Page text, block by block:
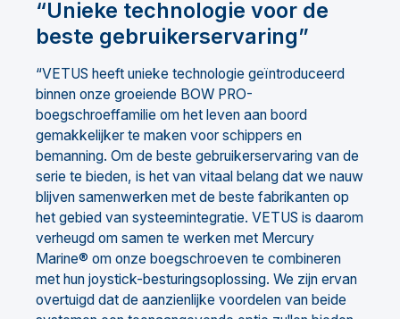
“Unieke technologie voor de
beste gebruikerservaring”
“VETUS heeft unieke technologie geïntroduceerd
binnen onze groeiende BOW PRO-
boegschroeffamilie om het leven aan boord
gemakkelijker te maken voor schippers en
bemanning. Om de beste gebruikerservaring van de
serie te bieden, is het van vitaal belang dat we nauw
blijven samenwerken met de beste fabrikanten op
het gebied van systeemintegratie. VETUS is daarom
verheugd om samen te werken met Mercury
Marine® om onze boegschroeven te combineren
met hun joystick-besturingsoplossing. We zijn ervan
overtuigd dat de aanzienlijke voordelen van beide